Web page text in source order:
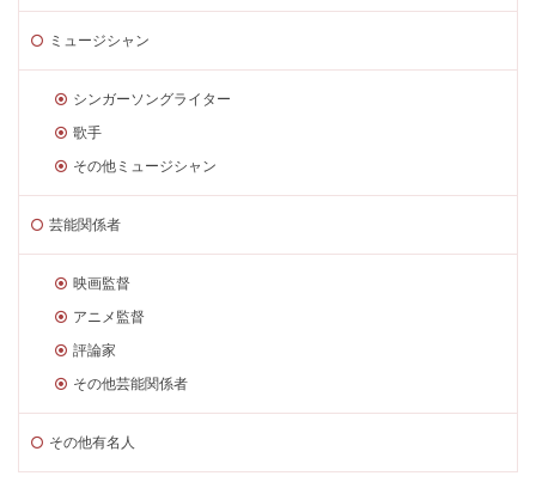
ミュージシャン
シンガーソングライター
歌手
その他ミュージシャン
芸能関係者
映画監督
アニメ監督
評論家
その他芸能関係者
その他有名人